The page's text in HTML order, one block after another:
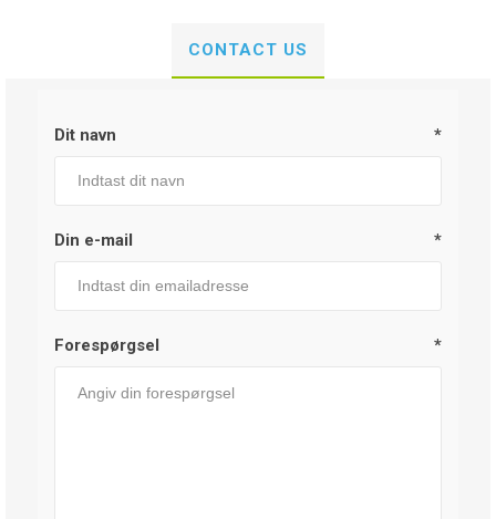
CONTACT US
Dit navn *
Din e-mail *
Forespørgsel *